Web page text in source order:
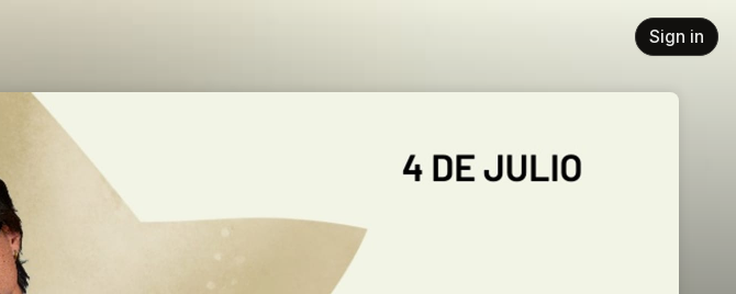
Sign in